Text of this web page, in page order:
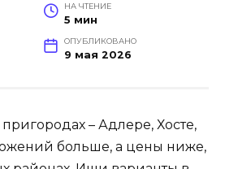
НА ЧТЕНИЕ
5 мин
ОПУБЛИКОВАНО
9 мая 2026
– Адлере, Хосте,
больше, а цены ниже,